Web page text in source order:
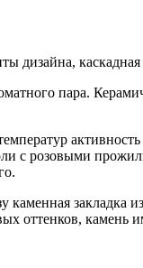
дизайна,
пара.
активность
с розовыми
закладка
оттенков, камень